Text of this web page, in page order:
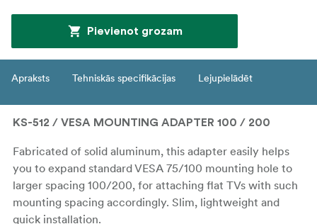
Pievienot grozam
Apraksts Tehniskās specifikācijas Lejupielādēt
KS-512 / VESA MOUNTING ADAPTER 100 / 200
Fabricated of solid aluminum, this adapter easily helps
you to expand standard VESA 75/100 mounting hole to
larger spacing 100/200, for attaching flat TVs with such
mounting spacing accordingly. Slim, lightweight and
quick installation.